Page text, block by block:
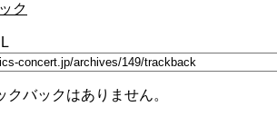
ク
クバックはありません。